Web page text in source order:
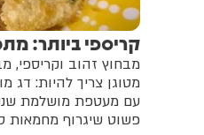
קריספי ביותר:
מבחוץ זהוב וקריספי,
מטוגן צריך להיות: דג
עם מעטפת מושלמת
פשוט שיגרוף מחמאות